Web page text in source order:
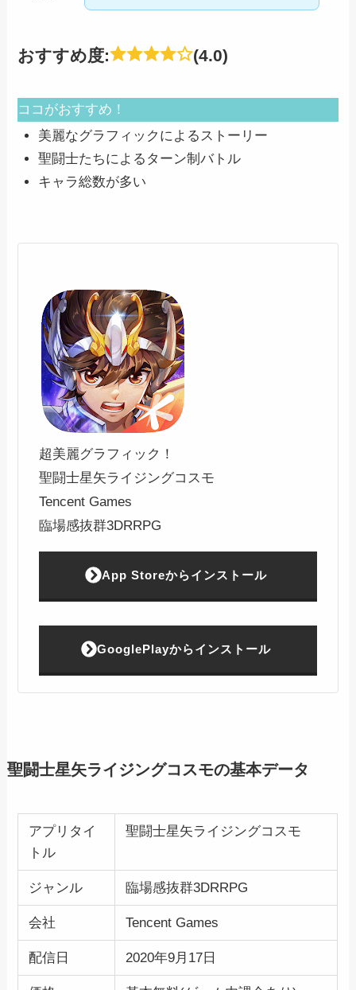
おすすめ度: (4.0)
ココがおすすめ！
美麗なグラフィックによるストーリー
聖闘士たちによるターン制バトル
キャラ総数が多い
超美麗グラフィック！
聖闘士星矢ライジングコスモ
Tencent Games
臨場感抜群3DRRPG
App Storeからインストール
GooglePlayからインストール
聖闘士星矢ライジングコスモの基本データ
アプリタイ
トル
聖闘士星矢ライジングコスモ
ジャンル 臨場感抜群3DRRPG
会社 Tencent Games
配信日 2020年9月17日